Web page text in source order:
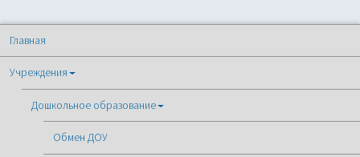
Главная
Учреждения
Дошкольное образование
Обмен ДОУ